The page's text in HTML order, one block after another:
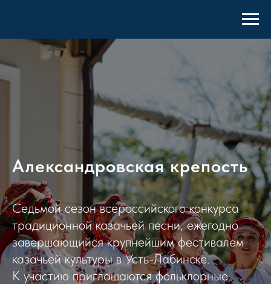
Александровская крепость
Седьмой сезон всероссийского конкурса
традиционной казачьей песни, ежегодно
завершающийся крупнейшим фестивалем
казачьей культуры в Усть-Лабинске.
К участию приглашаются фольклорные